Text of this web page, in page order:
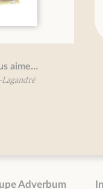
aime…
Adverbum